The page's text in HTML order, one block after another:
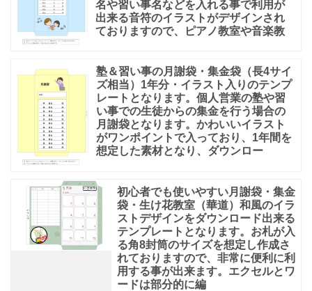
名や習い事名などを入れる事で利用が
出来る音符のイラストがデザインされ
ておりますので、ピアノ教室や音楽教
塾＆習い事の月謝袋・集金袋（長4サイ
ズ相当）1年分・イラスト入りのテンプ
レートとなります。個人営業の塾や習
い事での生徒からの集金を行う場合の
月謝袋となります。かわいいイラスト
がワンポイントで入っており、1年間を
想定した素材となり、ダウンロー
初心者でも使いやすい月謝袋・集金
袋・生け花教室（華道）和風のイラ
ストデザインをダウンロード出来る
テンプレートとなります。お札が入
る角8封筒のサイズを想定し作成さ
れておりますので、非常に便利に利
用する事が出来ます。エクセルとワ
ードは部分的に編